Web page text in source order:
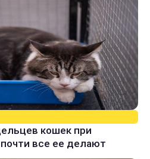
кошек при
все ее делают